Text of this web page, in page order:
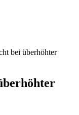
bei überhöhter